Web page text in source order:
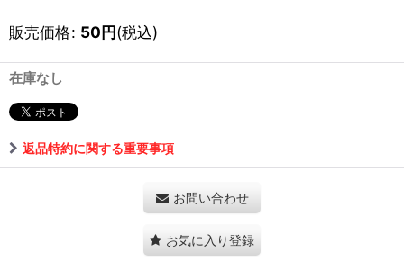
販売価格: 50円(税込)
在庫なし
返品特約に関する重要事項
お問い合わせ
お気に入り登録